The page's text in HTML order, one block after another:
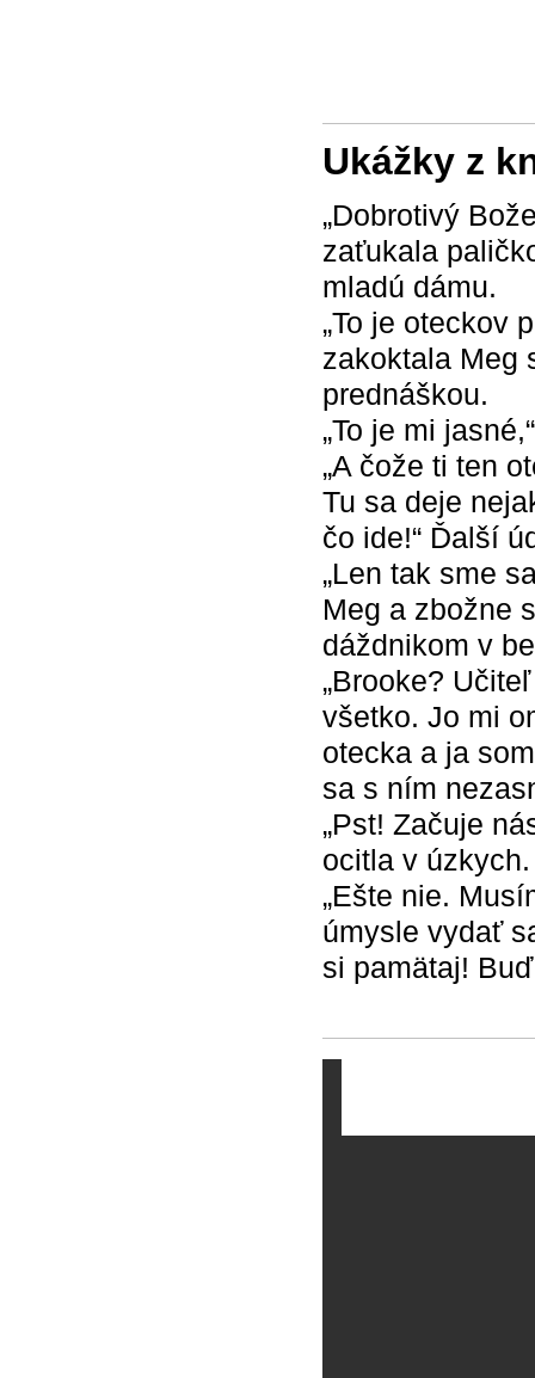
Ukážky z
„Dobrotivý
zaťukala
mladú dámu.
„To je oteckov
zakoktala Meg
prednáškou.
„To je mi
„A čože ti ten
Tu sa deje
čo ide!“ Ďalší
„Len tak sme
Meg a zbožne
dáždnikom v
„Brooke?
všetko. Jo mi
otecka a ja
sa s ním
„Pst! Začuje
ocitla v úzkych.
„Ešte nie.
úmysle vydať
si pamätaj!